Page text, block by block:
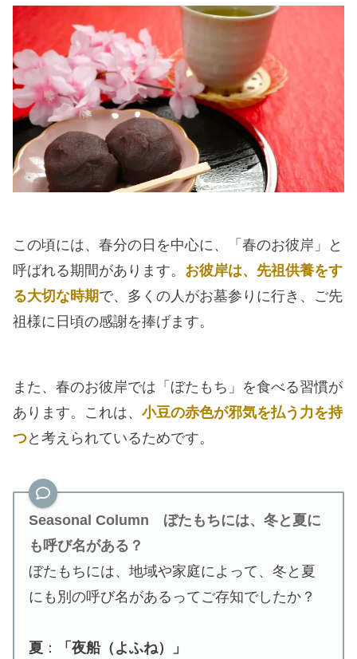
この頃には、春分の日を中心に、「春のお彼岸」と
呼ばれる期間があります。 お彼岸は、先祖供養をす
る大切な時期で、多くの人がお墓参りに行き、ご先
祖様に日頃の感謝を捧げます。
また、春のお彼岸では「ぼたもち」を食べる習慣が
あります。これは、 小豆の赤色が邪気を払う力を持
つと考えられているためです。
Seasonal Column
ぼたもちには、冬と夏に
も呼び名がある？
ぼたもちには、地域や家庭によって、冬と夏
にも別の呼び名があるってご存知でしたか？
夏 ：
「夜船（よふね）」